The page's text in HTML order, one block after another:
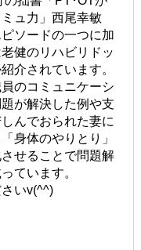
ュ力」西尾幸敏
ソードの一つに加
健のリハビリドッ
介されています。
のコミュニケーシ
が解決した例や支
んでおられた妻に
身体のやりとり」
せることで問題解
ています。
いv(^^)